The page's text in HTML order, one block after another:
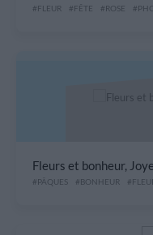
#FLEUR #FÊTE #ROSE
Fleurs et bonheur,
#PÂQUES #BONHEUR